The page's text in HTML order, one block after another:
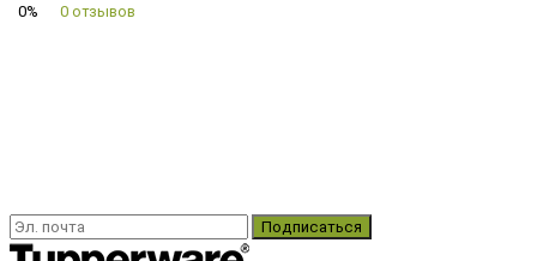
0%
0 отзывов
Подписаться